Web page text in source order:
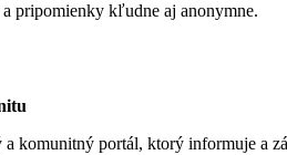
pripomienky kľudne aj anonymne.
komunitný portál, ktorý informuje a